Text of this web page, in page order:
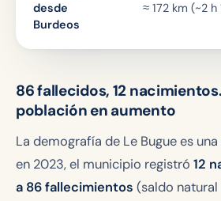
desde
Burdeos
≈ 172 km (~2
86 fallecidos, 12
población en aumento
La demografía de Le Bugue es
en 2023, el municipio registró 12
a 86 fallecimientos (saldo natural